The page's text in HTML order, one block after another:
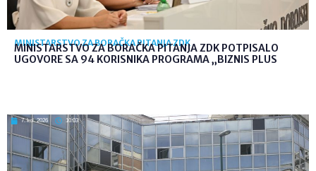
MINISTARSTVO ZA BORAČKA PITANJA ZDK
MINISTARSTVO ZA BORAČKA PITANJA ZDK POTPISALO
UGOVORE SA 94 KORISNIKA PROGRAMA „BIZNIS PLUS
7. kol. 2026 10:03